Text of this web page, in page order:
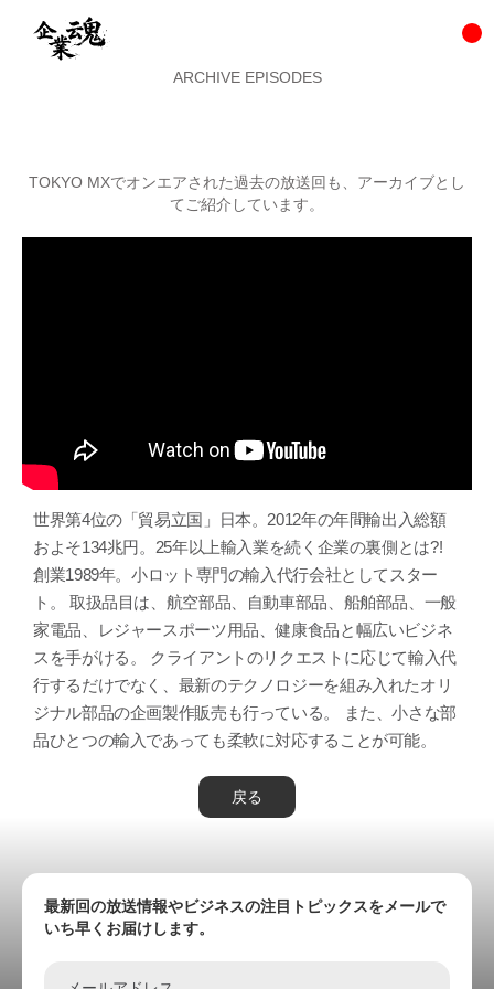
ARCHIVE EPISODES
TOKYO MXでオンエアされた過去の放送回も、アーカイブとし
てご紹介しています。
世界第4位の「貿易立国」日本。2012年の年間輸出入総額
およそ134兆円。25年以上輸入業を続く企業の裏側とは?!
創業1989年。小ロット専門の輸入代行会社としてスター
ト。 取扱品目は、航空部品、自動車部品、船舶部品、一般
家電品、レジャースポーツ用品、健康食品と幅広いビジネ
スを手がける。 クライアントのリクエストに応じて輸入代
行するだけでなく、最新のテクノロジーを組み入れたオリ
ジナル部品の企画製作販売も行っている。 また、小さな部
品ひとつの輸入であっても柔軟に対応することが可能。
戻る
最新回の放送情報やビジネスの注目トピックスをメールで
いち早くお届けします。